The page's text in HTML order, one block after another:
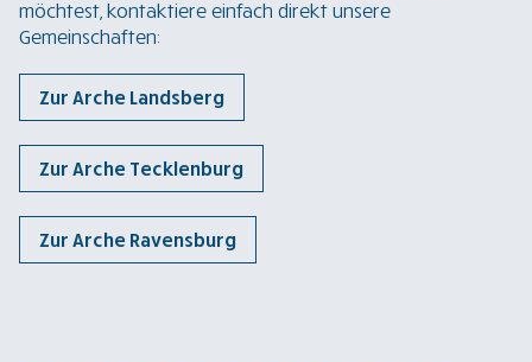
möchtest, kontaktiere einfach direkt unsere
Gemeinschaften:
Zur Arche Landsberg
Zur Arche Tecklenburg
Zur Arche Ravensburg